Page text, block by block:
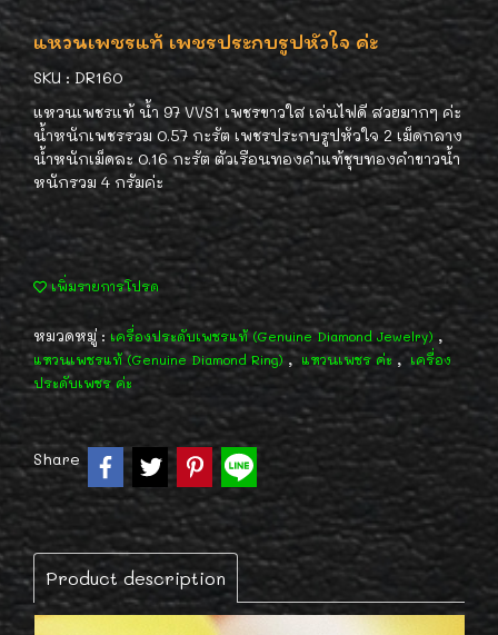
แหวนเพชรแท้ เพชรประกบรูปหัวใจ ค่ะ
SKU : DR160
แหวนเพชรแท้ น้ำ 97 VVS1 เพชรขาวใส เล่นไฟดี สวยมากๆ ค่ะ
น้ำหนักเพชรรวม 0.57 กะรัต เพชรประกบรูปหัวใจ 2 เม็ดกลาง
น้ำหนักเม็ดละ 0.16 กะรัต ตัวเรือนทองคำแท้ชุบทองคำขาวน้ำ
หนักรวม 4 กรัมค่ะ
เพิ่มรายการโปรด
หมวดหมู่ : เครื่องประดับเพชรแท้ (Genuine Diamond Jewelry) ,
แหวนเพชรแท้ (Genuine Diamond Ring) , แหวนเพชร ค่ะ , เครื่อง
ประดับเพชร ค่ะ
Share
Product description